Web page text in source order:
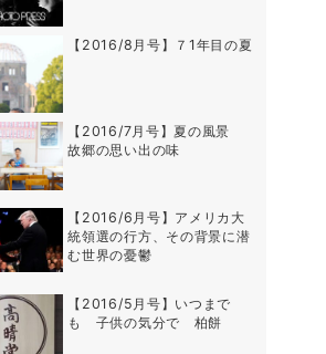
【2016/8月号】７1年目の夏
【2016/7月号】夏の風景
故郷の思い出の味
【2016/6月号】アメリカ大
統領選の行方、その背景に潜
む世界の憂鬱
【2016/5月号】いつまで
も 子供の気分で 柏餅